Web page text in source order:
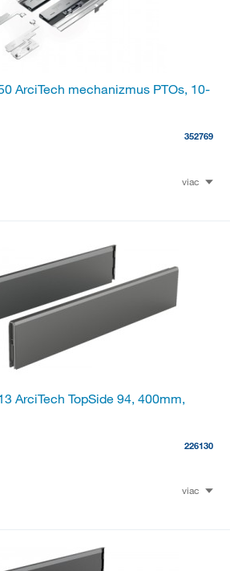
ArciTech mechanizmus PTOs, 10-
352769
viac
ArciTech TopSide 94, 400mm,
226130
viac